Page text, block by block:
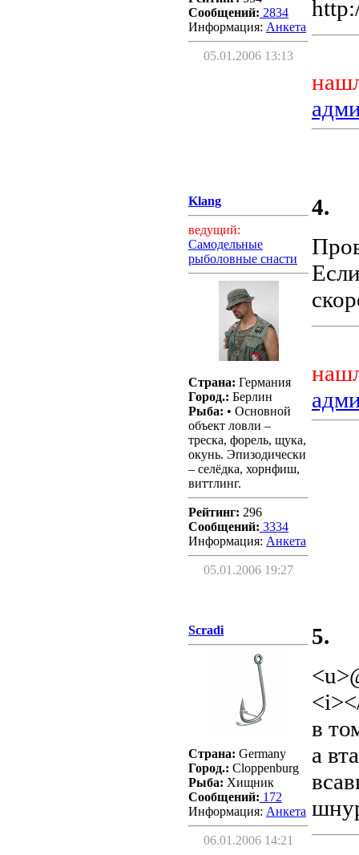
Сообщений: 2834
Информация: Aнкета
05.01.2006 13:13
Klang
ведущий:
Самодельные
рыболовные снасти
Страна: Германия
Город.: Берлин
Рыба: • Основной
объект ловли –
треска, форель, щука,
окунь. Эпизодически
– селёдка, хорнфиш,
виттлинг.
Рейтинг: 296
Сообщений: 3334
Информация: Aнкета
05.01.2006 19:27
4.
Scradi
Страна: Germany
Город.: Cloppenburg
Рыба: Хищник
Сообщений: 172
Информация: Aнкета
06.01.2006 14:21
5.
в
а